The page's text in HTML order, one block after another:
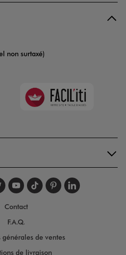
non surtaxé)
Faciliti
nous sur
nous sur
nous sur
Suivez-nous
Suivez-nous
Suivez-
Contact
F.A.Q.
générales de ventes
de livraison